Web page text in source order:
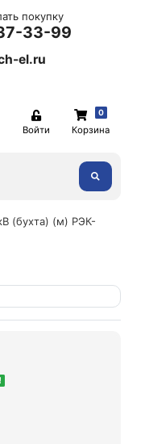
покупку
33-99
el.ru
Войти
0
Корзина
(бухта) (м) РЭК-